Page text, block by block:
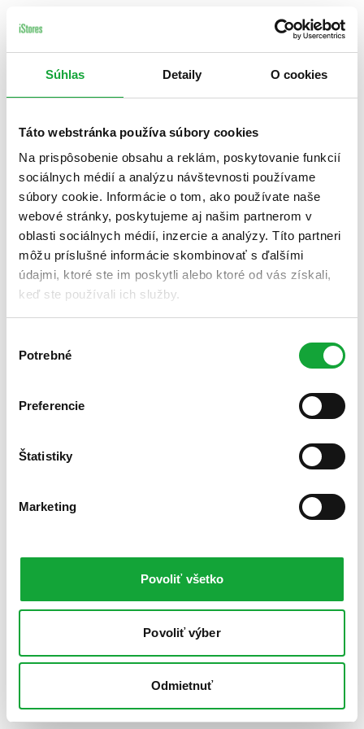
Súhlas Detaily O cookies
Táto webstránka používa súbory cookies
Na prispôsobenie obsahu a reklám, poskytovanie funkcií
sociálnych médií a analýzu návštevnosti používame
súbory cookie. Informácie o tom, ako používate naše
webové stránky, poskytujeme aj našim partnerom v
oblasti sociálnych médií, inzercie a analýzy. Títo partneri
môžu príslušné informácie skombinovať s ďalšími
údajmi, ktoré ste im poskytli alebo ktoré od vás získali,
keď ste používali ich služby.
súhlasu
Potrebné
Preferencie
Štatistiky
Marketing
Povoliť všetko
Povoliť výber
Odmietnuť